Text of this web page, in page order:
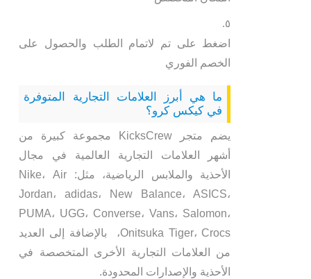
اضغط على تم لاتمام الطلب والحصول على
الخصم الفوري
ما هي أبرز العلامات التجارية المتوفرة
في كيكس كرو؟
يضم متجر KicksCrew مجموعة كبيرة من
أشهر العلامات التجارية العالمية في مجال
الأحذية والملابس الرياضية، مثل: Nike، Air
Jordan، adidas، New Balance، ASICS،
PUMA، UGG، Converse، Vans، Salomon،
Onitsuka Tiger، Crocs، بالإضافة إلى العديد
من العلامات التجارية الأخرى المتخصصة في
الأحذية والإصدارات المحدودة.